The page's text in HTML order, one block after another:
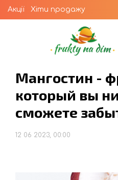
Акції Хіти продажу
Мангостин -
который вы
сможете
12 06 2023, 00:00